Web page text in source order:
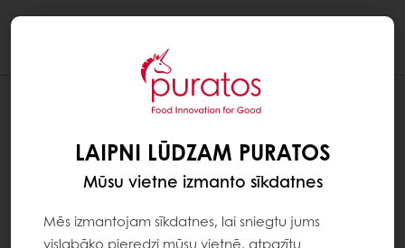
LAIPNI LŪDZAM PURATOS
Mūsu vietne izmanto sīkdatnes
Mēs izmantojam sīkdatnes, lai sniegtu jums
vislabāko pieredzi mūsu vietnē, atpazītu